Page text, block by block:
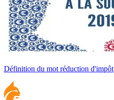
Définition du mot réduction d'impôt